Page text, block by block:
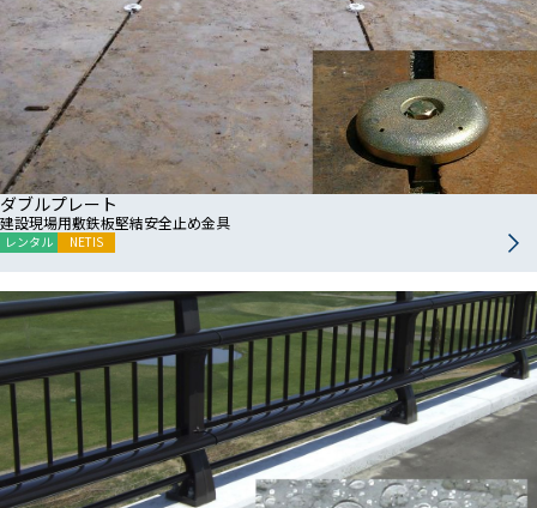
ダブルプレート
建設現場用敷鉄板堅結安全止め金具
レンタル NETIS